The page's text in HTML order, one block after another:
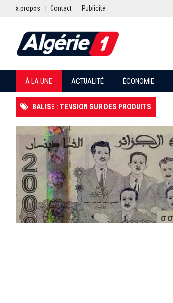
à propos Contact Publicité
À LA UNE ACTUALITÉ ÉCONOMIE
BALISE : TENSION SUR DES PRODUITS